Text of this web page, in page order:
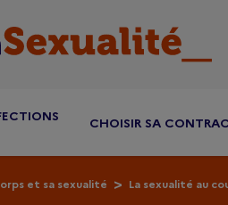
CHOISIR SA
et sa sexualité La sexualité au